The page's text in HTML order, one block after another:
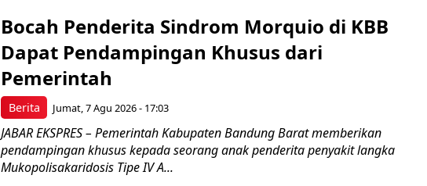
Berita
Bocah Penderita Sindrom Morquio di KBB
Dapat Pendampingan Khusus dari
Pemerintah
Jumat, 7 Agu 2026 - 17:03
JABAR EKSPRES – Pemerintah Kabupaten Bandung Barat memberikan
pendampingan khusus kepada seorang anak penderita penyakit langka
Mukopolisakaridosis Tipe IV A...